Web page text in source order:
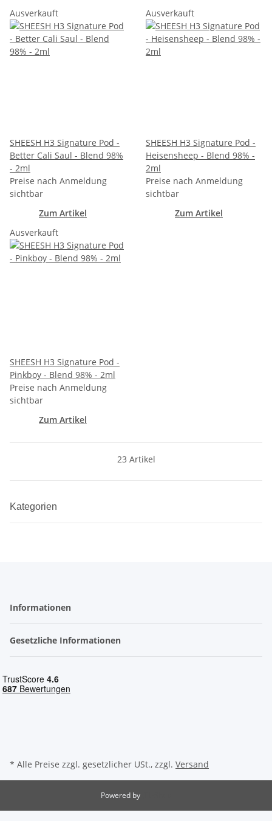
Ausverkauft
SHEESH H3 Signature Pod -
Better Cali Saul - Blend 98%
- 2ml
Preise nach Anmeldung
sichtbar
Zum Artikel
Ausverkauft
SHEESH H3 Signature Pod -
Heisensheep - Blend 98% -
2ml
Preise nach Anmeldung
sichtbar
Zum Artikel
Ausverkauft
SHEESH H3 Signature Pod -
Pinkboy - Blend 98% - 2ml
Preise nach Anmeldung
sichtbar
Zum Artikel
23 Artikel
Kategorien
Informationen
Gesetzliche Informationen
* Alle Preise zzgl. gesetzlicher USt., zzgl. Versand
Powered by